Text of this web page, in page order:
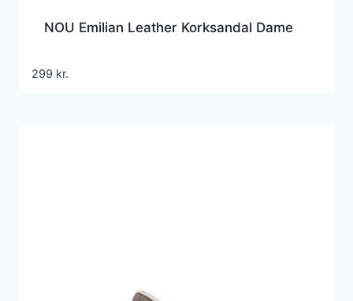
NOU Emilian Leather Korksandal Dame
299 kr.